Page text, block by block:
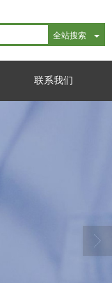
全站搜索
联系我们